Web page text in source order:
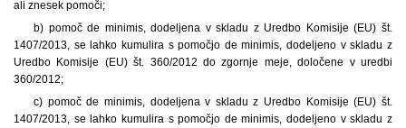
ali znesek pomoči;
b) pomoč de minimis, dodeljena v skladu z Uredbo Komisije (EU) št.
1407/2013, se lahko kumulira s pomočjo de minimis, dodeljeno v skladu z
Uredbo Komisije (EU) št. 360/2012 do zgornje meje, določene v uredbi
360/2012;
c) pomoč de minimis, dodeljena v skladu z Uredbo Komisije (EU) št.
1407/2013, se lahko kumulira s pomočjo de minimis, dodeljeno v skladu z